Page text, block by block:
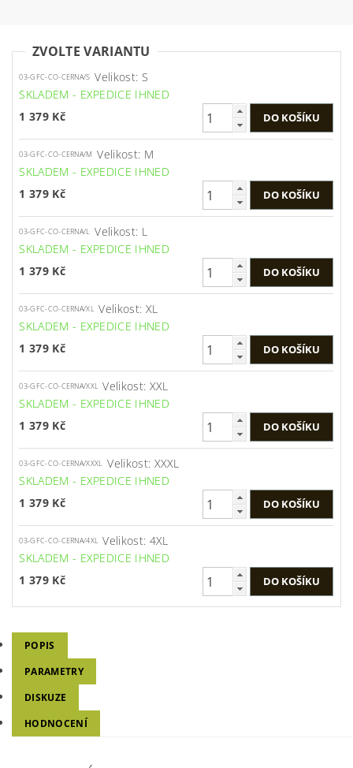
ZVOLTE VARIANTU
03-GFC-CO-CERNA/S Velikost: S
SKLADEM - EXPEDICE IHNED
1 379 Kč
03-GFC-CO-CERNA/M
Velikost: M
SKLADEM - EXPEDICE IHNED
1 379 Kč
03-GFC-CO-CERNA/L Velikost: L
SKLADEM - EXPEDICE IHNED
1 379 Kč
03-GFC-CO-CERNA/XL Velikost: XL
SKLADEM - EXPEDICE IHNED
1 379 Kč
03-GFC-CO-CERNA/XXL Velikost: XXL
SKLADEM - EXPEDICE IHNED
1 379 Kč
03-GFC-CO-CERNA/XXXL Velikost: XXXL
SKLADEM - EXPEDICE IHNED
1 379 Kč
03-GFC-CO-CERNA/4XL Velikost: 4XL
SKLADEM - EXPEDICE IHNED
1 379 Kč
POPIS
PARAMETRY
DISKUZE
HODNOCENÍ